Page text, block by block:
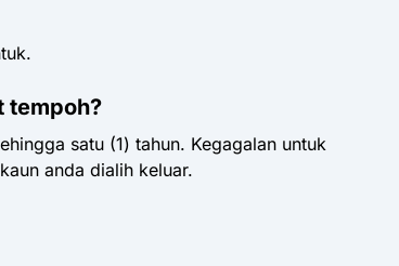
tempoh?
satu (1) tahun. Kegagalan untuk
anda dialih keluar.